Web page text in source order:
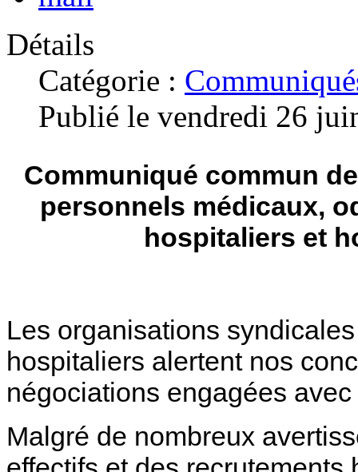
Détails
Catégorie :
Publié le vendredi 26
Communiqué commun
personnels médicaux,
hospitaliers et
Les organisations
hospitaliers alertent nos
négociations engagées
Malgré de nombreux